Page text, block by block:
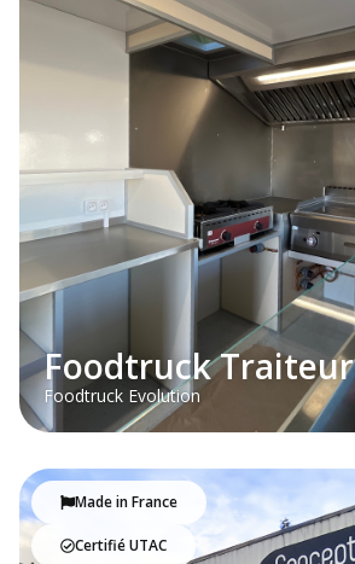
Foodtruck Traiteur
Foodtruck Evolution
Made in France
Certifié UTAC